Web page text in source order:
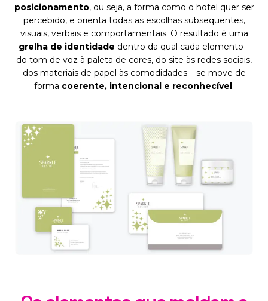
posicionamento, ou seja, a forma como o hotel quer ser
percebido, e orienta todas as escolhas subsequentes,
visuais, verbais e comportamentais. O resultado é uma
grelha de identidade dentro da qual cada elemento –
do tom de voz à paleta de cores, do site às redes sociais,
dos materiais de papel às comodidades – se move de
forma coerente, intencional e reconhecível.